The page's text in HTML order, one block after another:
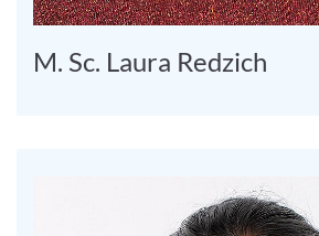
M. Sc. Laura Redzich